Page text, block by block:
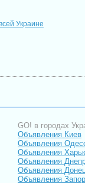
Украине
GO! в городах
Объявления Киев
Объявления
Объявления
Объявления
Объявления
Объявления